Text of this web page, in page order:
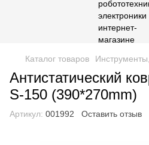
Каталог товаров
Антистатический
S-150 (390*270mm)
Артикул: 001992 Оставить отзыв